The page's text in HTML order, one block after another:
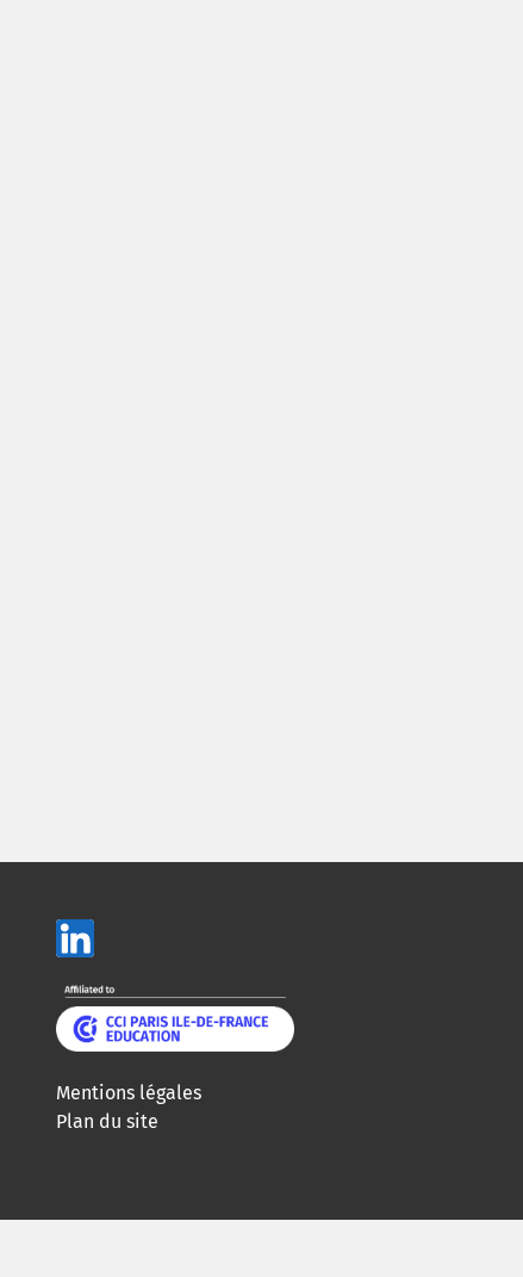
Mentions légales
Plan du site